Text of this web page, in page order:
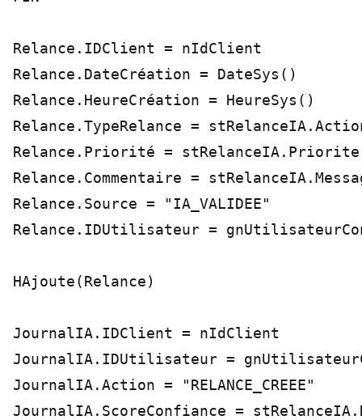
Relance.IDClient = nIdClient
Relance.DateCréation = DateSys()
Relance.HeureCréation = HeureSys()
Relance.TypeRelance =
Relance.Priorité = stRelanceIA.Priorite
Relance.Commentaire =
Relance.Source = "IA_VALIDEE"
Relance.IDUtilisateur =
HAjoute(Relance)
JournalIA.IDClient = nIdClient
JournalIA.IDUtilisateur =
JournalIA.Action = "RELANCE_CREEE"
JournalIA.ScoreConfiance =